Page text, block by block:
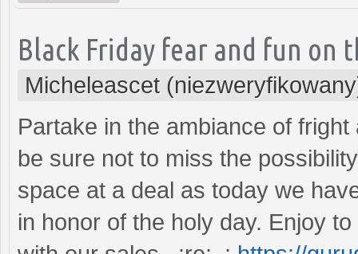
Black Friday fear and fun on
Micheleascet
Partake in the ambiance of
be sure not to miss the
space at a deal as today we
in honor of the holy day. Enjoy